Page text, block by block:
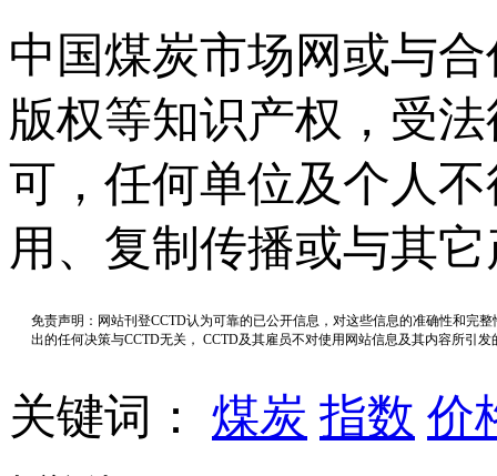
中国煤炭市场网或与
版权等知识产权，受
可，任何单位及个人
用、复制传播或与其
免责声明：网站刊登CCTD认为可靠的已公开信息，对这些信息的准确性和完
出的任何决策与CCTD无关， CCTD及其雇员不对使用网站信息及其内容所引
关键词： 煤炭 指数 价